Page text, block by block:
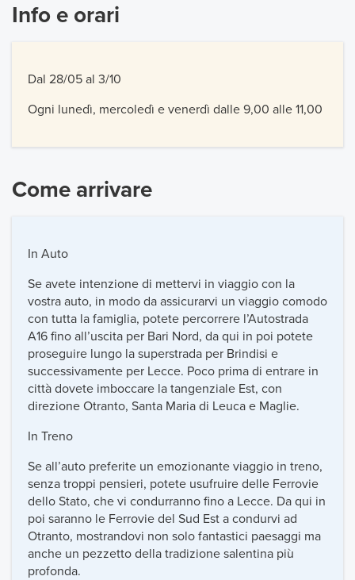
Info e orari
Dal 28/05 al 3/10
Ogni lunedì, mercoledì e venerdì dalle 9,00 alle 11,00
Come arrivare
In Auto
Se avete intenzione di mettervi in viaggio con la
vostra auto, in modo da assicurarvi un viaggio comodo
con tutta la famiglia, potete percorrere l’Autostrada
A16 fino all’uscita per Bari Nord, da qui in poi potete
proseguire lungo la superstrada per Brindisi e
successivamente per Lecce. Poco prima di entrare in
città dovete imboccare la tangenziale Est, con
direzione Otranto, Santa Maria di Leuca e Maglie.
In Treno
Se all’auto preferite un emozionante viaggio in treno,
senza troppi pensieri, potete usufruire delle Ferrovie
dello Stato, che vi condurranno fino a Lecce. Da qui in
poi saranno le Ferrovie del Sud Est a condurvi ad
Otranto, mostrandovi non solo fantastici paesaggi ma
anche un pezzetto della tradizione salentina più
profonda.